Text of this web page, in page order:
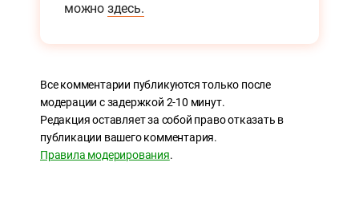
можно здесь.
Все комментарии публикуются только после
модерации с задержкой 2-10 минут.
Редакция оставляет за собой право отказать в
публикации вашего комментария.
Правила модерирования.